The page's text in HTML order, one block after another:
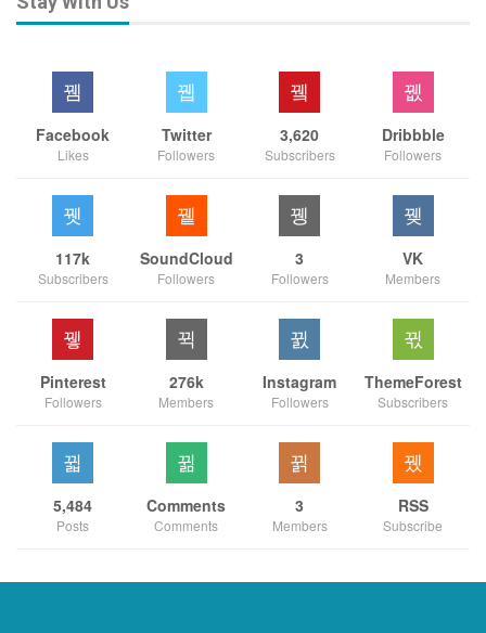
Facebook
Likes
Twitter
Followers
3,620
Subscribers
Dribbble
Followers
117k
Subscribers
SoundCloud
Followers
3
Followers
VK
Members
Pinterest
Followers
276k
Members
Instagram
Followers
ThemeForest
Subscribers
5,484
Posts
Comments
Comments
3
Members
RSS
Subscribe